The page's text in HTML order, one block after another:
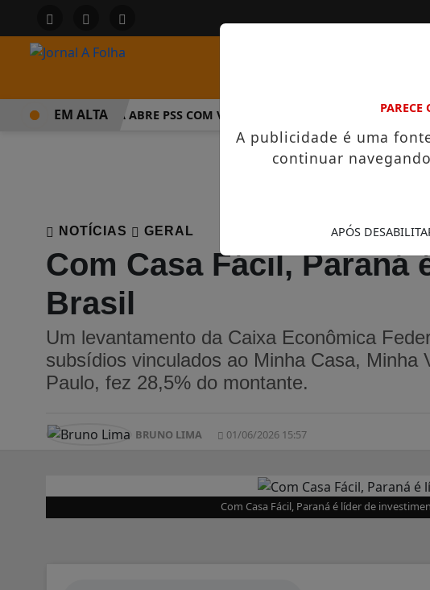
PREFEITURA ABRE PSS COM VAGAS EM SEIS FUNÇÕES E SALÁRIOS
EM ALTA
NOTÍCIAS GERAL
Com Casa Fácil,
Brasil
Um levantamento da Caixa Econômica
subsídios vinculados ao Minha Casa,
Paulo, fez 28,5% do montante.
BRUNO LIMA 01/06/2026 15:57
Com Casa Fácil, Paraná é líder de
A publicidade é uma
continuar
APÓS